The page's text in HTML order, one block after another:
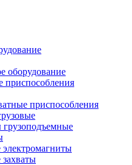
оборудование
приспособления
приспособления
грузоподъемные
электромагниты
захваты